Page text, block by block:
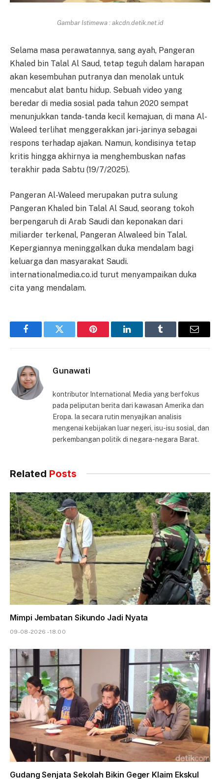
Gambar Istimewa : akcdn.detik.net.id
Selama masa perawatannya, sang ayah, Pangeran
Khaled bin Talal Al Saud, tetap teguh dalam harapan
akan kesembuhan putranya dan menolak untuk
mencabut alat bantu hidup. Sebuah video yang
beredar di media sosial pada tahun 2020 sempat
menunjukkan tanda-tanda kecil kemajuan, di mana Al-
Waleed terlihat menggerakkan jari-jarinya sebagai
respons terhadap ajakan. Namun, kondisinya tetap
kritis hingga akhirnya ia menghembuskan nafas
terakhir pada Sabtu (19/7/2025).
Pangeran Al-Waleed merupakan putra sulung
Pangeran Khaled bin Talal Al Saud, seorang tokoh
berpengaruh di Arab Saudi dan keponakan dari
miliarder terkenal, Pangeran Alwaleed bin Talal.
Kepergiannya meninggalkan duka mendalam bagi
keluarga dan masyarakat Saudi.
internationalmedia.co.id turut menyampaikan duka
cita yang mendalam.
FacebookTwitter Pinterest LinkedInTumblr Email
Gunawati
kontributor International Media yang berfokus
pada peliputan berita dari kawasan Amerika dan
Eropa. Ia secara rutin menyajikan analisis
mengenai kebijakan luar negeri, isu-isu sosial, dan
perkembangan politik di negara-negara Barat.
Related Posts
Mimpi Jembatan Sikundo Jadi Nyata
09-08-2026 - 18.00
Gudang Senjata Sekolah Bikin Geger Klaim Ekskul